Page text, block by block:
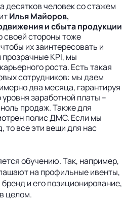
десятков человек со стажем
Илья Майоров,
и сбыта продукции
своей стороны тоже
их заинтересовать и
KPI, мы
роста. Есть такая
сотрудников: мы даем
два месяца, гарантируя
заработной платы –
продаж. Также для
полис ДМС. Если мы
то все эти вещи для нас
обучению. Так, например,
на профильные ивенты,
и его позиционирование,
целом.